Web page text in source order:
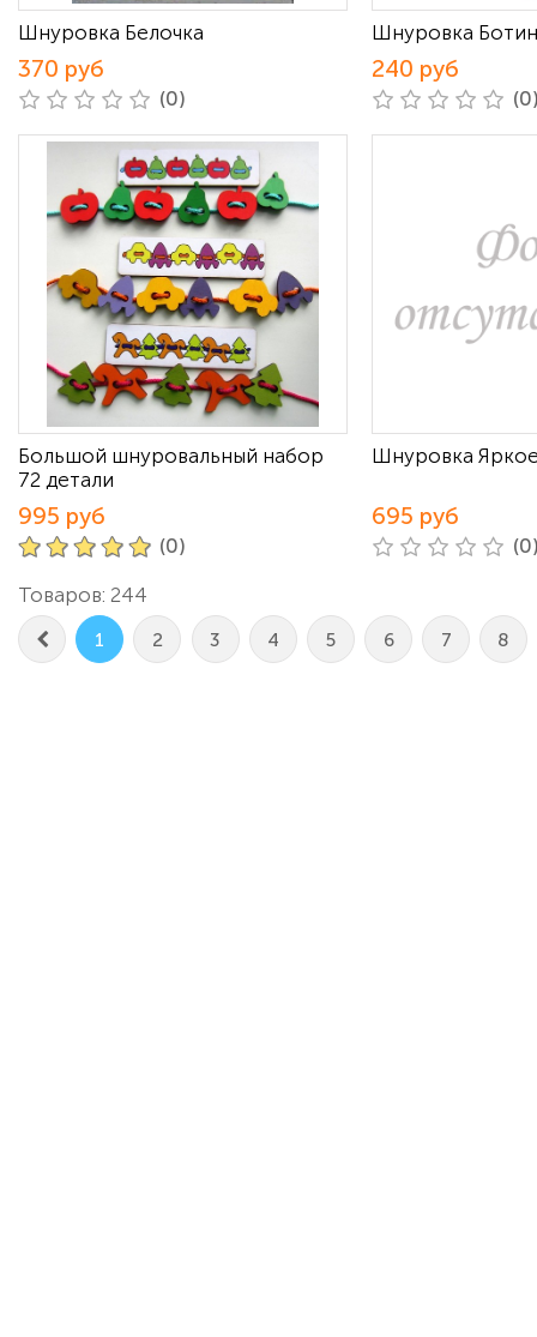
Шнуровка Белочка
370 руб
(0)
Шнуровка
240 руб
Большой шнуровальный набор
72 детали
995 руб
(0)
Шнуровка
695 руб
Товаров: 244
1 2 3 4 5 6 7 8